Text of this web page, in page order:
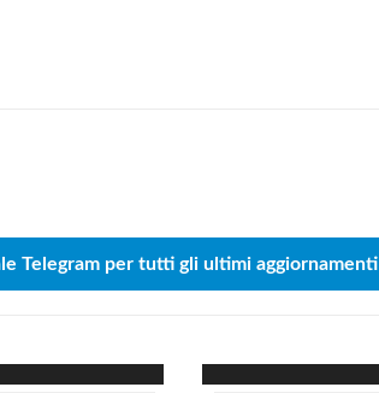
Telegram per tutti gli ultimi aggiornamenti